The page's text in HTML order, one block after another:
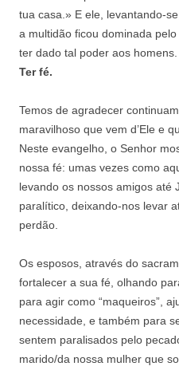
tua casa.» E ele, levantando-
a multidão ficou dominada
ter dado tal poder aos homens.
Ter fé.
Temos de agradecer
maravilhoso que vem d’Ele e
Neste evangelho, o Senhor
nossa fé: umas vezes como
levando os nossos amigos até
paralítico, deixando-nos levar
perdão.
Os esposos, através do
fortalecer a sua fé, olhando
para agir como “maqueiros”,
necessidade, e também para
sentem paralisados pelo
marido/da nossa mulher que